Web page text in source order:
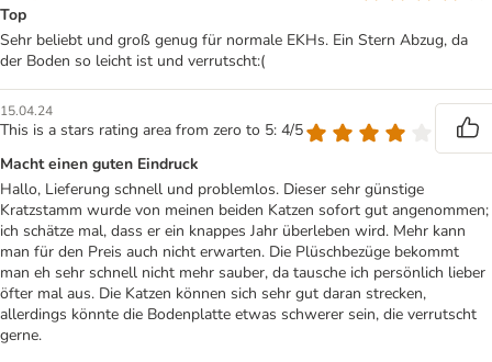
Top
Sehr beliebt und groß genug für normale EKHs. Ein Stern Abzug, da
der Boden so leicht ist und verrutscht:(
15.04.24
This is a stars rating area from zero to 5: 4/5
Macht einen guten Eindruck
Hallo, Lieferung schnell und problemlos. Dieser sehr günstige
Kratzstamm wurde von meinen beiden Katzen sofort gut angenommen;
ich schätze mal, dass er ein knappes Jahr überleben wird. Mehr kann
man für den Preis auch nicht erwarten. Die Plüschbezüge bekommt
man eh sehr schnell nicht mehr sauber, da tausche ich persönlich lieber
öfter mal aus. Die Katzen können sich sehr gut daran strecken,
allerdings könnte die Bodenplatte etwas schwerer sein, die verrutscht
gerne.